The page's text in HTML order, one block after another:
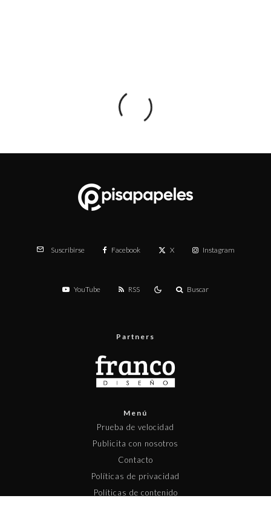
Suscribirse Facebook X Instagram
YouTube RSS Buscar
Partners
Menú
Prueba de velocidad
Publicita con nosotros
Contacto
Políticas de privacidad
Políticas de contenido